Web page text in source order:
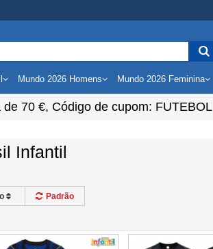
Mundo 2026 Homens Mundo 2026 Feminina
de 70 €, Código de cupom: FUTEBOL
Infantil
Padrão